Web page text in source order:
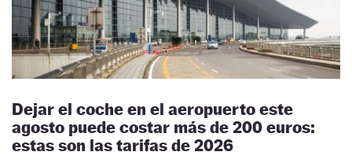
Dejar el coche en el aeropuerto este
agosto puede costar más de 200 euros:
estas son las tarifas de 2026